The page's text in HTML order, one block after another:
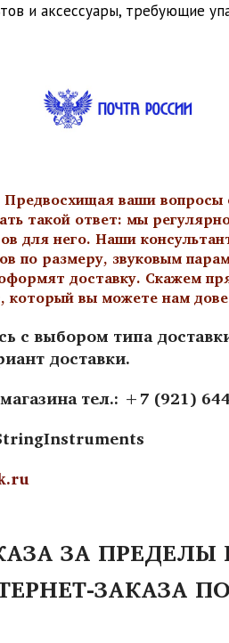
и аксессуары, требующие
ваши вопросы
такой ответ: мы
для него. Наши
по размеру, звуковым
доставку. Скажем
который вы можете нам
с выбором типа
доставки.
тел.: +7 (921)
ЗА
ЗАКАЗА